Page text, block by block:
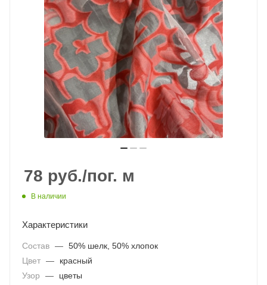
78 руб./пог. м
В наличии
Характеристики
Состав — 50% шелк, 50% хлопок
Цвет —
красный
Узор
—
цветы